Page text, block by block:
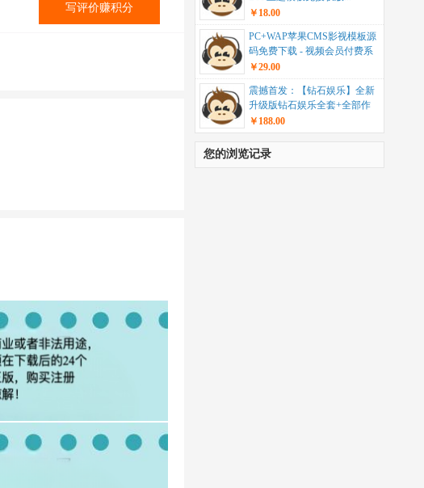
写评价赚积分
￥18.00
PC+WAP苹果CMS影视模板源
码免费下载 - 视频会员付费系
统”...
￥29.00
震撼首发：【钻石娱乐】全新
升级版钻石娱乐全套+全部作
业脚本+带视频教学...
￥188.00
您的浏览记录